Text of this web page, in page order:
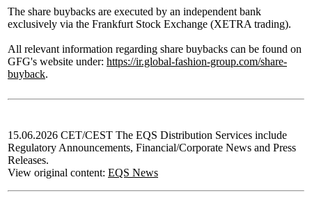
The share buybacks are executed by an independent bank
exclusively via the Frankfurt Stock Exchange (XETRA trading).
All relevant information regarding share buybacks can be found on
GFG's website under: https://ir.global-fashion-group.com/share-
buyback.
15.06.2026 CET/CEST The EQS Distribution Services include
Regulatory Announcements, Financial/Corporate News and Press
Releases.
View original content: EQS News